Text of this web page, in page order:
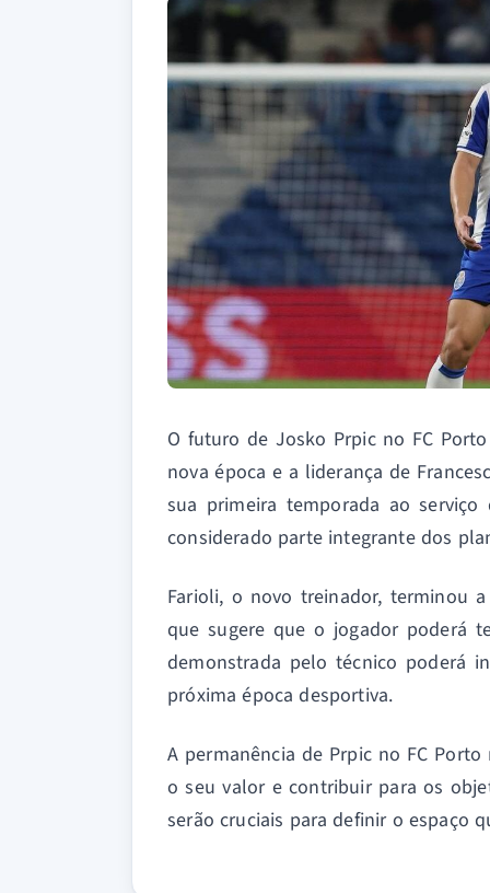
O futuro de Josko Prpic no FC
nova época e a liderança de
sua primeira temporada ao
considerado parte integrante dos
Farioli, o novo treinador, terminou
que sugere que o jogador poderá
demonstrada pelo técnico poderá
próxima época desportiva.
A permanência de Prpic no FC
o seu valor e contribuir para os
serão cruciais para definir o espaço